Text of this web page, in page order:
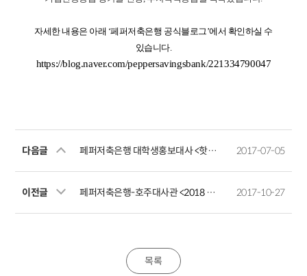
자세한 내용은 아래 ‘페퍼저축은행 공식블로그’에서 확인하실 수
있습니다.
https://blog.naver.com/peppersavingsbank/221334790047
다음글 페퍼저축은행 대학생홍보대사 <핫페퍼스 2기> 발대식 개최 2017-07-05
이전글 페퍼저축은행-호주대사관 <2018 호주유학 지원금> 프로그램 소개 2017-10-27
목록